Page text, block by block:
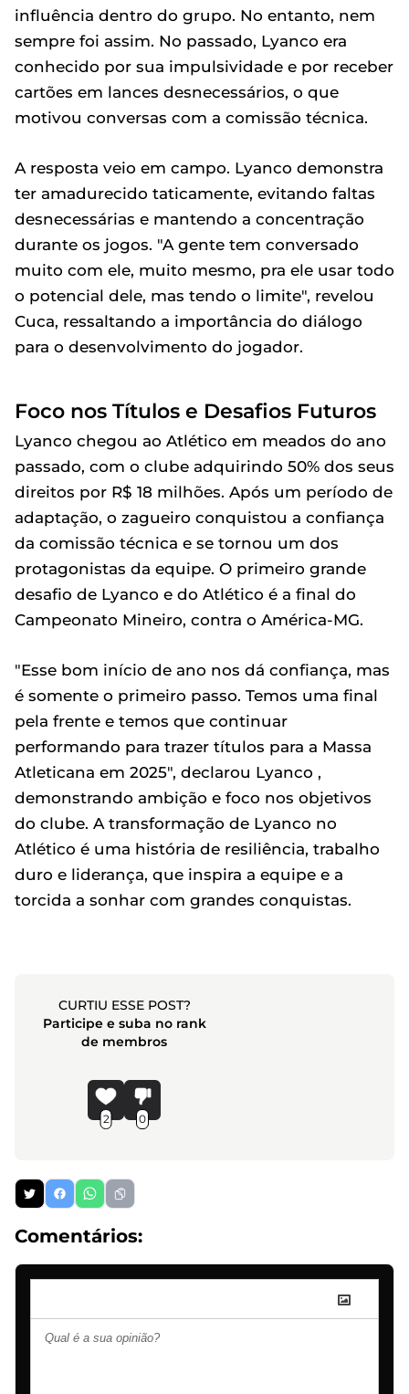
influência dentro do grupo. No entanto, nem
sempre foi assim. No passado, Lyanco era
conhecido por sua impulsividade e por receber
cartões em lances desnecessários, o que
motivou conversas com a comissão técnica.
A resposta veio em campo. Lyanco demonstra
ter amadurecido taticamente, evitando faltas
desnecessárias e mantendo a concentração
durante os jogos. "A gente tem conversado
muito com ele, muito mesmo, pra ele usar todo
o potencial dele, mas tendo o limite", revelou
Cuca, ressaltando a importância do diálogo
para o desenvolvimento do jogador.
Foco nos Títulos e Desafios Futuros
Lyanco chegou ao Atlético em meados do ano
passado, com o clube adquirindo 50% dos seus
direitos por R$ 18 milhões. Após um período de
adaptação, o zagueiro conquistou a confiança
da comissão técnica e se tornou um dos
protagonistas da equipe. O primeiro grande
desafio de Lyanco e do Atlético é a final do
Campeonato Mineiro, contra o América-MG.
"Esse bom início de ano nos dá confiança, mas
é somente o primeiro passo. Temos uma final
pela frente e temos que continuar
performando para trazer títulos para a Massa
Atleticana em 2025", declarou Lyanco ,
demonstrando ambição e foco nos objetivos
do clube. A transformação de Lyanco no
Atlético é uma história de resiliência, trabalho
duro e liderança, que inspira a equipe e a
torcida a sonhar com grandes conquistas.
CURTIU ESSE POST?
Participe e suba no rank
de membros
2 0
Comentários: